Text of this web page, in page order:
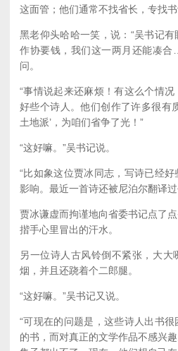
这面管；他们通常不找省长，专找书
黑老仰头哈哈一笑，说：“吴书记
作协要钱，我们这一两月还能凑
问。
“事情说起来还麻烦！有这么个情
好些个诗人。他们创作了许多很有
土地派’，为咱们省争了光！”
“这好嘛。”吴书记说。
“比如象这位贾冰同志，写诗已经
影响。最近一首诗还被尼泊尔翻译
贾冰谦虚而拘谨地向省委书记点了
揩手心里冒出的汗水。
另一位诗人古风铃倒不紧张，大
烟，并且还跷着个二郎腿。
“这好嘛。”吴书记又说。
“可现在的问题是，这些诗人出书
的书，而对真正的文学作品不感兴